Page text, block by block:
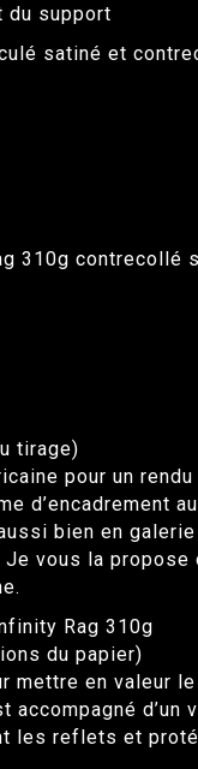
du support
satiné et
310g contrecollé
tirage)
pour un
d’encadrement
bien en
Je vous la
Rag 310g
du papier)
mettre en valeur
d’un
les reflets et